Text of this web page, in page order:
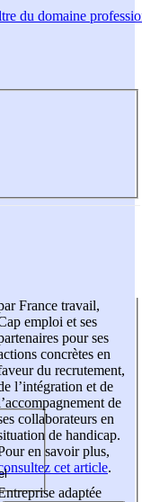
du domaine
France travail,
emploi et ses
pour ses
concrètes en
du recrutement,
l’intégration et de
de
collaborateurs en
de handicap.
en savoir plus,
cet article.
adaptée